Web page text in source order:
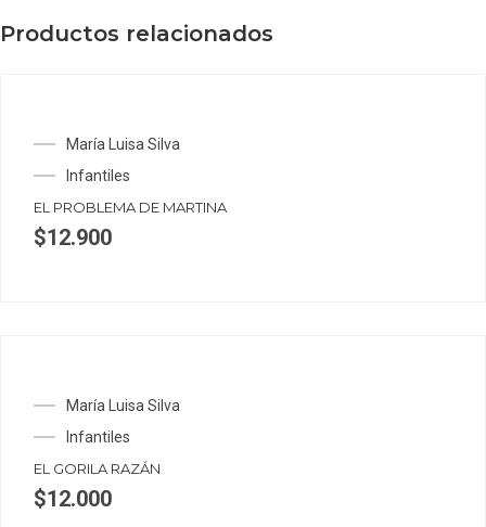
Productos relacionados
María Luisa Silva
Infantiles
EL PROBLEMA DE MARTINA
$12.900
María Luisa Silva
Infantiles
EL GORILA RAZÁN
$12.000